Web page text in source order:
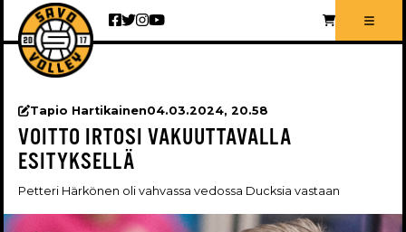
Siirry sisältöön
Tapio Hartikainen04.03.2024, 20.58
VOITTO IRTOSI VAKUUTTAVALLA
ESITYKSELLÄ
Petteri Härkönen oli vahvassa vedossa Ducksia vastaan